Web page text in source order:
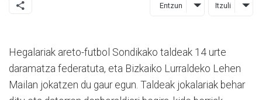
Entzun Itzuli
Hegalariak areto-futbol Sondikako taldeak 14 urte
daramatza federatuta, eta Bizkaiko Lurraldeko Lehen
Mailan jokatzen du gaur egun. Taldeak jokalariak behar